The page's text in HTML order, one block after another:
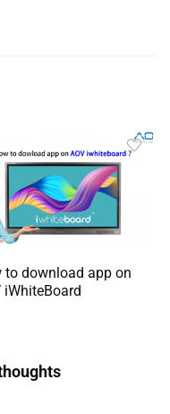
to download app on
iWhiteBoard